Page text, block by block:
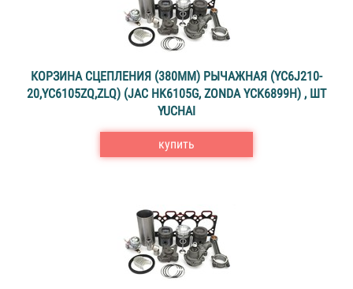
КОРЗИНА СЦЕПЛЕНИЯ (380ММ) РЫЧАЖНАЯ (YC6J210-
20,YC6105ZQ,ZLQ) (JAC HK6105G, ZONDA YCK6899H) , ШТ
YUCHAI
купить